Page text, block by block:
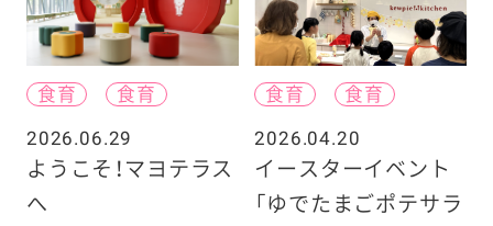
食育
食育
2026.06.29
ようこそ！マヨテラス
へ
食育
食育
2026.04.20
イースターイベント
「ゆでたまごポテサラ